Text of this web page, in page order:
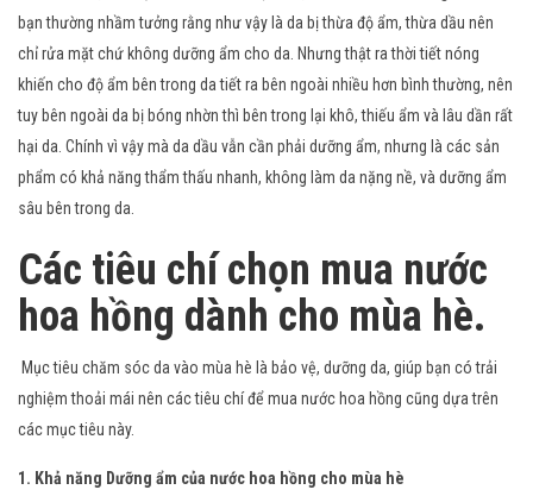
bạn thường nhầm tưởng rằng như vậy là da bị thừa độ ẩm, thừa dầu nên
chỉ rửa mặt chứ không dưỡng ẩm cho da. Nhưng thật ra thời tiết nóng
khiến cho độ ẩm bên trong da tiết ra bên ngoài nhiều hơn bình thường, nên
tuy bên ngoài da bị bóng nhờn thì bên trong lại khô, thiếu ẩm và lâu dần rất
hại da. Chính vì vậy mà da dầu vẫn cần phải dưỡng ẩm, nhưng là các sản
phẩm có khả năng thẩm thấu nhanh, không làm da nặng nề, và dưỡng ẩm
sâu bên trong da.
Các tiêu chí chọn mua nước
hoa hồng dành cho mùa hè.
Mục tiêu chăm sóc da vào mùa hè là bảo vệ, dưỡng da, giúp bạn có trải
nghiệm thoải mái nên các tiêu chí để mua nước hoa hồng cũng dựa trên
các mục tiêu này.
1. Khả năng Dưỡng ẩm của nước hoa hồng cho mùa hè